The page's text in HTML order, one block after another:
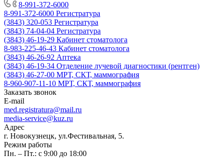
8-991-372-6000
8-991-372-6000 Регистратура
(3843) 320-053 Регистратура
(3843) 74-04-04 Регистратура
(3843) 46-19-29 Кабинет стоматолога
8-983-225-46-43 Кабинет стоматолога
(3843) 46-26-92 Аптека
(3843) 46-19-34 Отделение лучевой диагностики (рентген)
(3843) 46-27-00 МРТ, СКТ, маммография
8-960-907-11-10 МРТ, СКТ, маммография
Заказать звонок
E-mail
med.registratura@mail.ru
media-service@kuz.ru
Адрес
г. Новокузнецк, ул.Фестивальная, 5.
Режим работы
Пн. – Пт.: с 9:00 до 18:00